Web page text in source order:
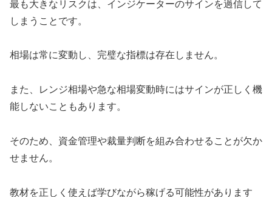
最も大きなリスクは、インジケーターのサインを過信して
しまうことです。
相場は常に変動し、完璧な指標は存在しません。
また、レンジ相場や急な相場変動時にはサインが正しく機
能しないこともあります。
そのため、資金管理や裁量判断を組み合わせることが欠か
せません。
教材を正しく使えば学びながら稼げる可能性があります